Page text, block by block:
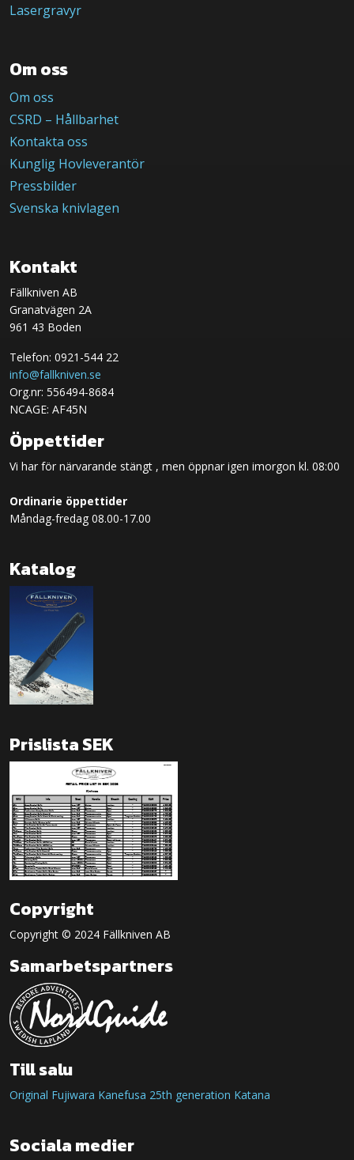
Lasergravyr
Om oss
Om oss
CSRD – Hållbarhet
Kontakta oss
Kunglig Hovleverantör
Pressbilder
Svenska knivlagen
Kontakt
Fällkniven AB
Granatvägen 2A
961 43 Boden
Telefon: 0921-544 22
info@fallkniven.se
Org.nr: 556494-8684
NCAGE: AF45N
Öppettider
Vi har för närvarande stängt , men öppnar igen imorgon kl. 08:00
Ordinarie öppettider
Måndag-fredag 08.00-17.00
Katalog
Prislista SEK
Copyright
Copyright © 2024 Fällkniven AB
Samarbetspartners
Till salu
Original Fujiwara Kanefusa 25th generation Katana
Sociala medier